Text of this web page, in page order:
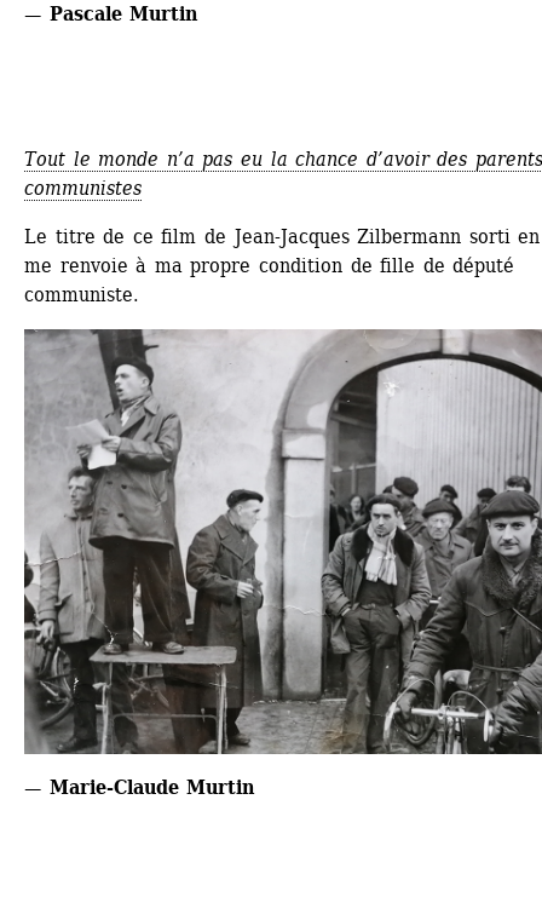
— Pascale Murtin
Tout le monde n’a pas eu la chance d’avoir des
communistes
Le titre de ce film de Jean-Jacques Zilbermann sorti
me renvoie à ma propre condition de fille de député
communiste.
— Marie-Claude Murtin